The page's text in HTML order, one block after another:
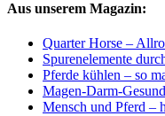
Aus unserem Magazin:
Quarter Horse –
Spurenelemente
Pferde kühlen – so
Magen-Darm-
Mensch und Pferd –